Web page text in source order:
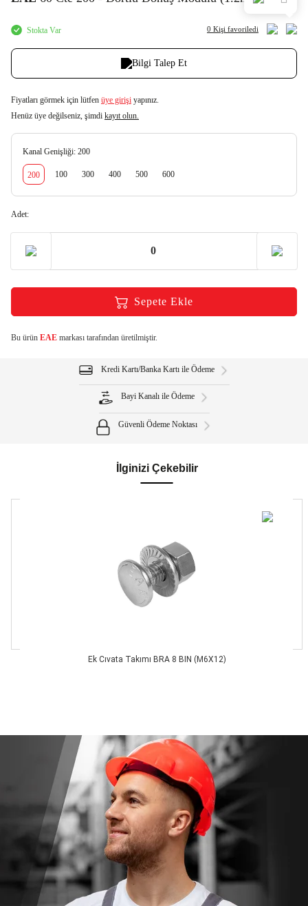
Stokta Var 0 Kişi favoriledi
Bilgi Talep Et
Fiyatları görmek için lütfen üye girişi yapınız.
Henüz üye değilseniz, şimdi kayıt olun.
Kanal Genişliği: 200
200 100 300 400 500 600
Adet:
Sepete Ekle
Bu ürün EAE markası tarafından üretilmiştir.
Kredi Kartı/Banka Kartı ile Ödeme
Bayi Kanalı ile Ödeme
Güvenli Ödeme Noktası
İlginizi Çekebilir
Ek Cıvata Takımı BRA 8 BIN (M6X12)